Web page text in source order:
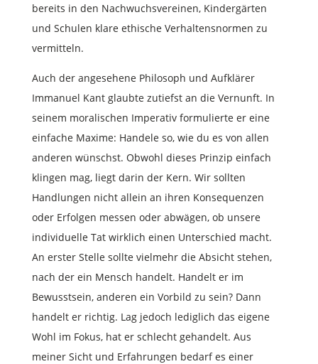
bereits in den Nachwuchsvereinen, Kindergärten
und Schulen klare ethische Verhaltensnormen zu
vermitteln.
Auch der angesehene Philosoph und Aufklärer
Immanuel Kant glaubte zutiefst an die Vernunft. In
seinem moralischen Imperativ formulierte er eine
einfache Maxime: Handele so, wie du es von allen
anderen wünschst. Obwohl dieses Prinzip einfach
klingen mag, liegt darin der Kern. Wir sollten
Handlungen nicht allein an ihren Konsequenzen
oder Erfolgen messen oder abwägen, ob unsere
individuelle Tat wirklich einen Unterschied macht.
An erster Stelle sollte vielmehr die Absicht stehen,
nach der ein Mensch handelt. Handelt er im
Bewusstsein, anderen ein Vorbild zu sein? Dann
handelt er richtig. Lag jedoch lediglich das eigene
Wohl im Fokus, hat er schlecht gehandelt. Aus
meiner Sicht und Erfahrungen bedarf es einer